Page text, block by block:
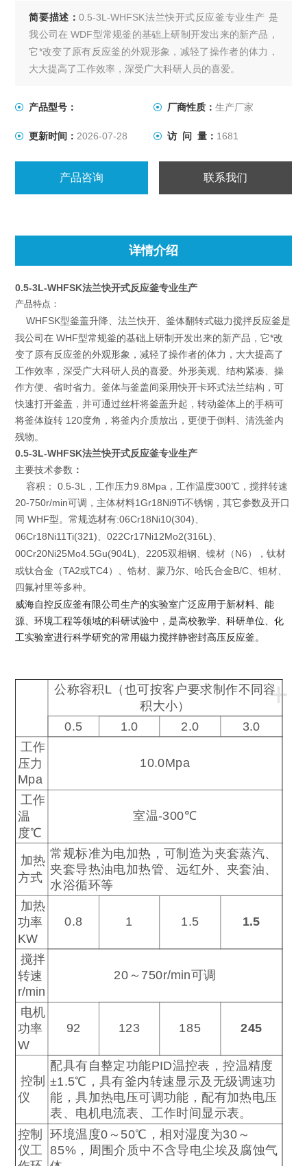
简要描述：0.5-3L-WHFSK法兰快开式反应釜专业生产 是
我公司在 WDF型常规釜的基础上研制开发出来的新产品，
它*改变了原有反应釜的外观形象，减轻了操作者的体力，
大大提高了工作效率，深受广大科研人员的喜爱。
产品型号： 厂商性质： 生产厂家
更新时间： 2026-07-28 访 问 量： 1681
产品咨询 联系我们
详情介绍
0.5-3L-WHFSK法兰快开式反应釜专业生产
产品特点：
WHFSK型釜盖升降、法兰快开、釜体翻转式磁力搅拌反应釜是
我公司在 WHF型常规釜的基础上研制开发出来的新产品，它*改
变了原有反应釜的外观形象，减轻了操作者的体力，大大提高了
工作效率，深受广大科研人员的喜爱。外形美观、结构紧凑、操
作方便、省时省力。釜体与釜盖间采用快开卡环式法兰结构，可
快速打开釜盖，并可通过丝杆将釜盖升起，转动釜体上的手柄可
将釜体旋转 120度角，将釜内介质放出，更便于倒料、清洗釜内
残物。
0.5-3L-WHFSK法兰快开式反应釜专业生产
主要技术参数 ：
容积： 0.5-3L，工作压力9.8Mpa，工作温度300℃，搅拌转速
20-750r/min可调，主体材料1Gr18Ni9Ti不锈钢，其它参数及开口
同 WHF型。常规选材有:06Cr18Ni10(304)、
06Cr18Ni11Ti(321)、022Cr17Ni12Mo2(316L)、
00Cr20Ni25Mo4.5Gu(904L)、2205双相钢、镍材（ N6 ），钛材
或钛合金（TA2或TC4）、锆材、蒙乃尔、哈氏合金B/C、钽材、
四氟衬里等多种。
威海自控反应釜有限公司生产的实验室广泛应用于新材料、能
源、环境工程等领域的科研试验中，是高校教学、科研单位、化
工实验室进行科学研究的常用磁力搅拌静密封高压反应釜。
+
公称容积L （也可按客户要求制作不同容
积大小）
0.5
1.0 2.0
3.0
工作
压力
Mpa
10.0Mpa
工作
温
度℃
室温-300℃
加热
方式
常规标准为电加热，可制造为夹套蒸汽、
夹套导热油电加热管、远红外、夹套油、
水浴循环等
加热
功率
KW
0.8 1 1.5 1.5
搅拌
转速
r/min
20～ 750r/min可调
电机
功率
W
92 123 185 245
控制
仪
配具有自整定功能PID温控表，控温精度
±1.5℃ ，具有釜内转速显示及无级调速功
能，具加热电压可调功能，配有加热电压
表、电机电流表、工作时间显示表。
控制
仪工
环境温度0～ 50℃ ，相对湿度为30～
85% ，周围介质中不含导电尘埃及腐蚀气